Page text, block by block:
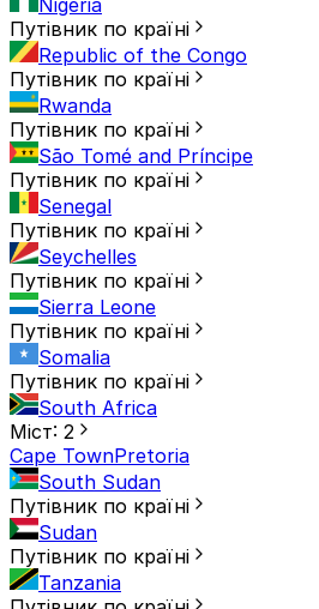
Nigeria
Путівник по країні
Republic of the Congo
Путівник по країні
Rwanda
Путівник по країні
São Tomé and Príncipe
Путівник по країні
Senegal
Путівник по країні
Seychelles
Путівник по країні
Sierra Leone
Путівник по країні
Somalia
Путівник по країні
South Africa
Міст: 2
Cape TownPretoria
South Sudan
Путівник по країні
Sudan
Путівник по країні
Tanzania